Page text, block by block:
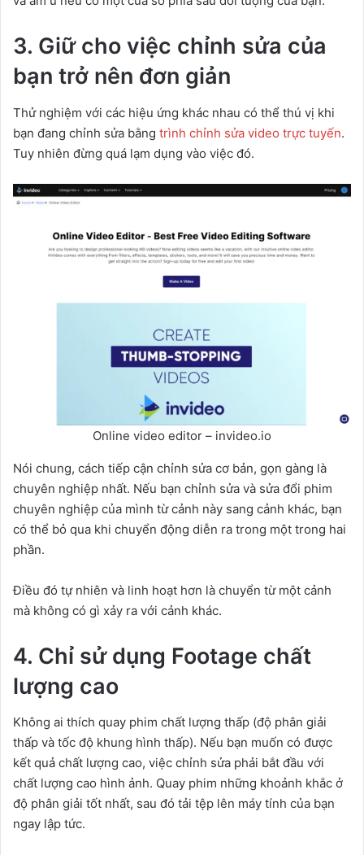
3. Giữ cho việc chỉnh sửa của
bạn trở nên đơn giản
Thử nghiệm với các hiệu ứng khác nhau có thể thú vị khi
bạn đang chỉnh sửa bằng trình chỉnh sửa video trực tuyến.
Tuy nhiên đừng quá lạm dụng vào việc đó.
Online video editor – invideo.io
Nói chung, cách tiếp cận chỉnh sửa cơ bản, gọn gàng là
chuyên nghiệp nhất. Nếu bạn chỉnh sửa và sửa đổi phim
chuyên nghiệp của mình từ cảnh này sang cảnh khác, bạn
có thể bỏ qua khi chuyển động diễn ra trong một trong hai
phần.
Điều đó tự nhiên và linh hoạt hơn là chuyển từ một cảnh
mà không có gì xảy ra với cảnh khác.
4. Chỉ sử dụng Footage chất
lượng cao
Không ai thích quay phim chất lượng thấp (độ phân giải
thấp và tốc độ khung hình thấp). Nếu bạn muốn có được
kết quả chất lượng cao, việc chỉnh sửa phải bắt đầu với
chất lượng cao hình ảnh. Quay phim những khoảnh khắc ở
độ phân giải tốt nhất, sau đó tải tệp lên máy tính của bạn
ngay lập tức.